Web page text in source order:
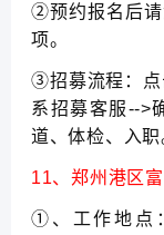
②预约报名后请
项。
③招募流程：点
系招募客服-->
道、体检、入职
11、郑州港区
①、工作地点